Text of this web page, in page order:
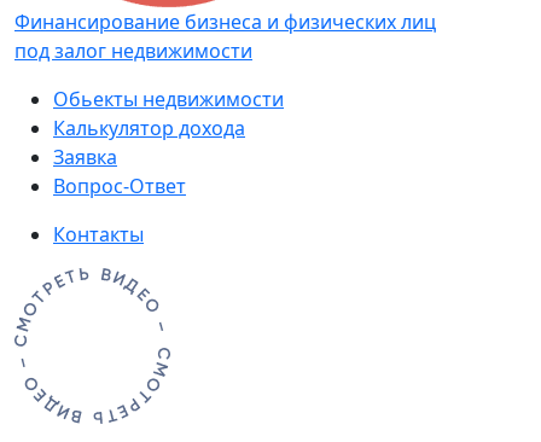
Финансирование бизнеса и физических лиц
под залог недвижимости
Обьекты недвижимости
Калькулятор дохода
Заявка
Вопрос-Ответ
Контакты